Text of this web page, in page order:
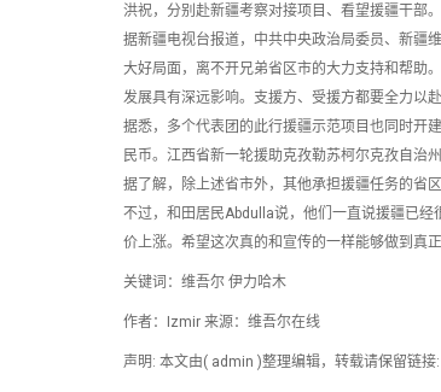
洪祝，分别赴新疆考察对接项目、看望援疆干部。
据新疆电视台报道，中共中央政治局委员、新疆
大好局面，离不开兄弟省区市的大力支持和帮助
发展具有深远影响。支援方、受援方都要全力以
据悉，多个代表团的此行援疆示范项目也同时开
民币。江西省新一轮援助克孜勒苏柯尔克孜自治
据了解，除上述省市外，其他承担援疆任务的省
不过，和田居民Abdulla说，他们一直说援疆已
价上涨。希望这次真的和宣传的一样能够做到真
关键词：维吾尔 伊力哈木
作者：Izmir 来源：维吾尔在线
声明: 本文由( admin )整理编辑，转载请保留链